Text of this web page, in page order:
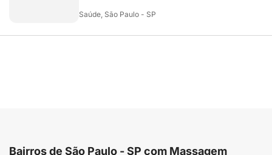
Saúde, São Paulo - SP
Bairros de São Paulo - SP com Massagem